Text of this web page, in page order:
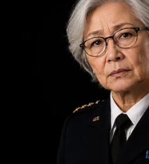
– odnos prelazi na viši
– danas je dan kada
postoji od prve sekunde.
danas daje potvrdu da ste